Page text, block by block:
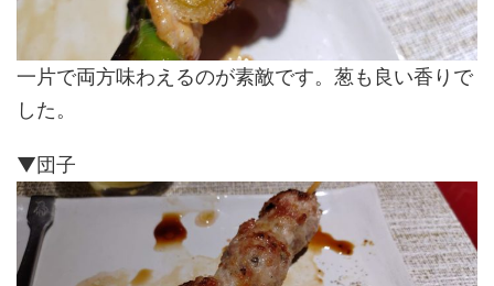
一片で両方味わえるのが素敵です。葱も良い香りで
した。
▼団子